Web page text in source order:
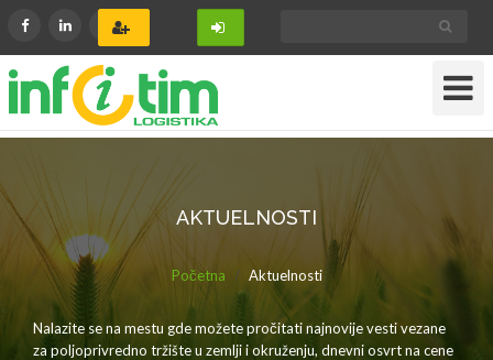
Toggle
AKTUELNOSTI
Početna Aktuelnosti
Nalazite se na mestu gde možete pročitati najnovije vesti vezane
za poljoprivredno tržište u zemlji i okruženju, dnevni osvrt na cene